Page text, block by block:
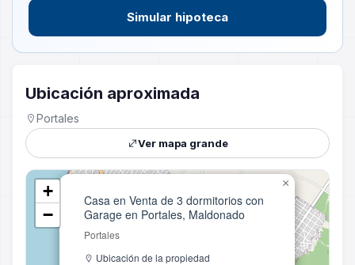
Simular hipoteca
Ubicación aproximada
Portales
Ver mapa grande
Casa en Venta de 3 dormitorios con
Garage en Portales, Maldonado
Portales
Ubicación de la propiedad
×
+
−